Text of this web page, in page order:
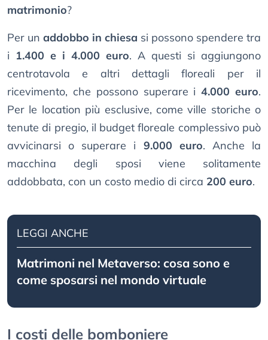
matrimonio?
Per un addobbo in chiesa si possono spendere tra
i 1.400 e i 4.000 euro. A questi si aggiungono
centrotavola e altri dettagli floreali per il
ricevimento, che possono superare i4.000 euro.
Per le location più esclusive, come ville storiche o
tenute di pregio, il budget floreale complessivo può
avvicinarsi o superare i 9.000 euro. Anche la
macchina degli sposi viene solitamente
addobbata, con un costo medio di circa 200 euro.
LEGGI ANCHE
Matrimoni nel Metaverso: cosa sono e
come sposarsi nel mondo virtuale
I costi delle bomboniere